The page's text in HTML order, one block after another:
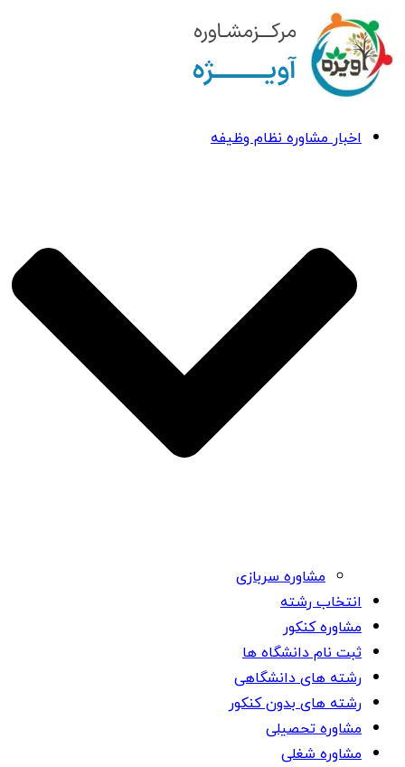
اخبار مشاوره نظام وظیفه
مشاوره سربازی
انتخاب رشته
مشاوره کنکور
ثبت نام دانشگاه ها
رشته های دانشگاهی
رشته های بدون کنکور
مشاوره تحصیلی
مشاوره شغلی